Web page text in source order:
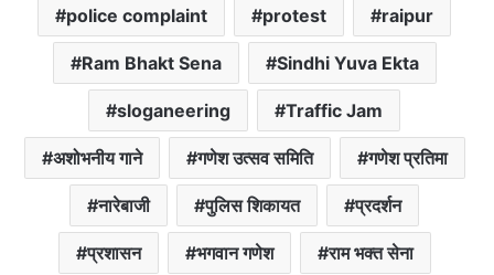
police complaint protest raipur
Ram Bhakt Sena Sindhi Yuva Ekta
sloganeering Traffic Jam
अशोभनीय गाने गणेश उत्सव समिति गणेश प्रतिमा
नारेबाजी पुलिस शिकायत प्रदर्शन
प्रशासन भगवान गणेश राम भक्त सेना